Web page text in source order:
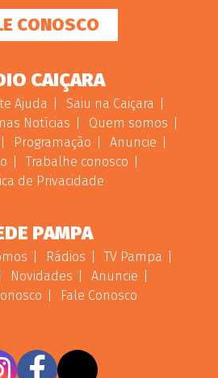
CONOSCO
CAIÇARA
Ajuda
Saiu na Caiçara
Notícias
Quem somos
Programação
Anuncie
Trabalhe conosco
de Privacidade
PAMPA
Rádios
TV Pampa
Novidades
Anuncie
Fale Conosco